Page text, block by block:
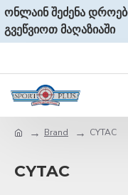
ონლაინ შეძენა
გვეწვიოთ მაღაზიაში
Brand CYTAC
CYTAC